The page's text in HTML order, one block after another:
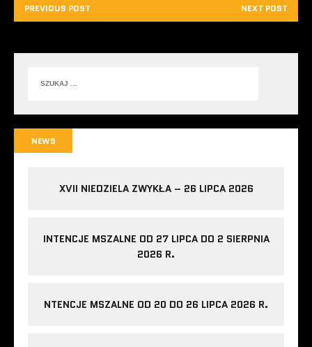
PREVIOUS POST NEXT POST
NEWS
XVII NIEDZIELA ZWYKŁA – 26 LIPCA 2026
INTENCJE MSZALNE OD 27 LIPCA DO 2 SIERPNIA
2026 R.
NTENCJE MSZALNE OD 20 DO 26 LIPCA 2026 R.